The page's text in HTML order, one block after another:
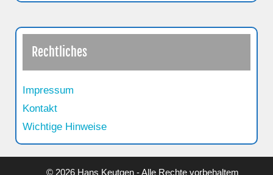
Rechtliches
Impressum
Kontakt
Wichtige Hinweise
© 2026 Hans Keutgen - Alle Rechte vorbehaltem